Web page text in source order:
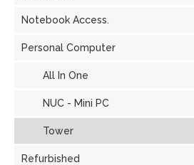
Notebook Access.
Personal Computer
All In One
NUC - Mini PC
Tower
Refurbished